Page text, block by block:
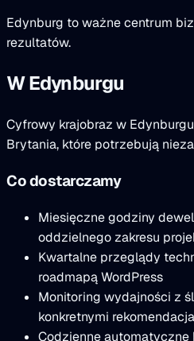
Edynburg to ważne centrum
rezultatów.
W Edynburgu
Cyfrowy krajobraz w
Brytania, które potrzebują
Co dostarczamy
Miesięczne godziny
oddzielnego zakresu
Kwartalne przeglądy
roadmapą WordPress
Monitoring wydajności z
konkretnymi
Codzienne